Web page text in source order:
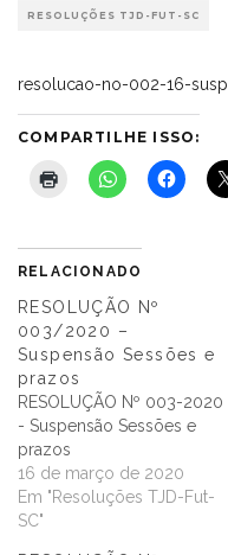
RESOLUÇÕES TJD-FUT-SC
resolucao-no-002-16-
COMPARTILHE ISSO:
RELACIONADO
RESOLUÇÃO Nº
003/2020 –
Suspensão Sessões e
prazos
RESOLUÇÃO Nº 003-2020
- Suspensão Sessões e
prazos
16 de março de 2020
Em "Resoluções TJD-Fut-
SC"